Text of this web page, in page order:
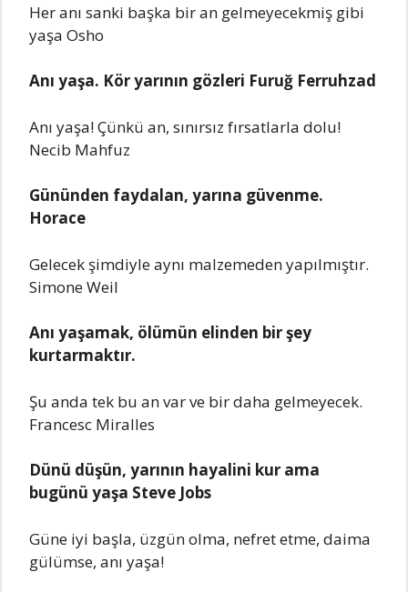
Her anı sanki başka bir an gelmeyecekmiş gibi
yaşa Osho
Anı yaşa. Kör yarının gözleri Furuğ Ferruhzad
Anı yaşa! Çünkü an, sınırsız fırsatlarla dolu!
Necib Mahfuz
Gününden faydalan, yarına güvenme.
Horace
Gelecek şimdiyle aynı malzemeden yapılmıştır.
Simone Weil
Anı yaşamak, ölümün elinden bir şey
kurtarmaktır.
Şu anda tek bu an var ve bir daha gelmeyecek.
Francesc Miralles
Dünü düşün, yarının hayalini kur ama
bugünü yaşa Steve Jobs
Güne iyi başla, üzgün olma, nefret etme, daima
gülümse, anı yaşa!